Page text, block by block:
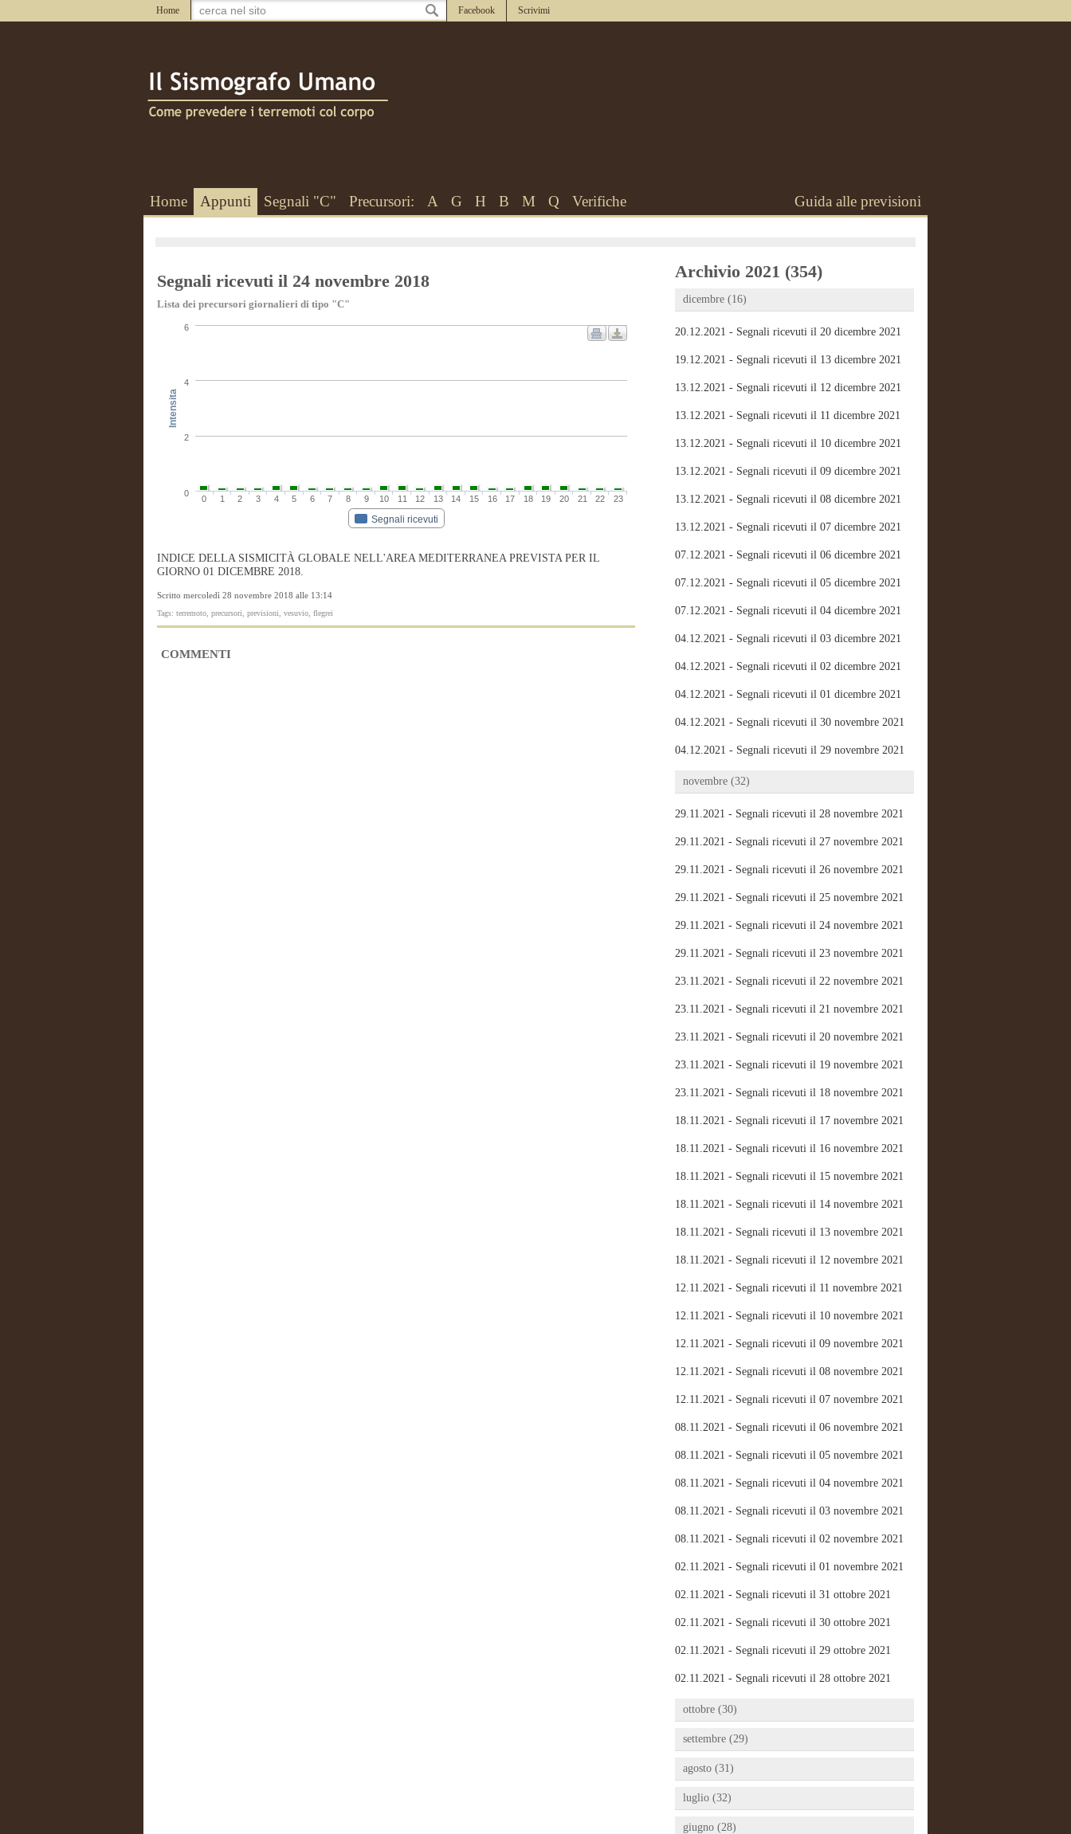
Home Facebook Scrivimi
Home Appunti Segnali "C" Precursori: A G H B M Q Verifiche Guida alle previsioni
Segnali ricevuti il 24 novembre 2018
Lista dei precursori giornalieri di tipo "C"
Intensita
Segnali ricevuti
0 1 2 3 4 5 6 7 8 9 10 11 12 13 14 15 16 17 18 19 20 21 22 23
0
2
4
6
INDICE DELLA SISMICITÀ GLOBALE NELL'AREA MEDITERRANEA PREVISTA PER IL
GIORNO 01 DICEMBRE 2018.
Scritto mercoledì 28 novembre 2018 alle 13:14
Tags: terremoto, precursori, previsioni, vesuvio, flegrei
COMMENTI
Archivio 2021 (354)
dicembre (16)
20.12.2021 - Segnali ricevuti il 20 dicembre 2021
19.12.2021 - Segnali ricevuti il 13 dicembre 2021
13.12.2021 - Segnali ricevuti il 12 dicembre 2021
13.12.2021 - Segnali ricevuti il 11 dicembre 2021
13.12.2021 - Segnali ricevuti il 10 dicembre 2021
13.12.2021 - Segnali ricevuti il 09 dicembre 2021
13.12.2021 - Segnali ricevuti il 08 dicembre 2021
13.12.2021 - Segnali ricevuti il 07 dicembre 2021
07.12.2021 - Segnali ricevuti il 06 dicembre 2021
07.12.2021 - Segnali ricevuti il 05 dicembre 2021
07.12.2021 - Segnali ricevuti il 04 dicembre 2021
04.12.2021 - Segnali ricevuti il 03 dicembre 2021
04.12.2021 - Segnali ricevuti il 02 dicembre 2021
04.12.2021 - Segnali ricevuti il 01 dicembre 2021
04.12.2021 - Segnali ricevuti il 30 novembre 2021
04.12.2021 - Segnali ricevuti il 29 novembre 2021
novembre (32)
29.11.2021 - Segnali ricevuti il 28 novembre 2021
29.11.2021 - Segnali ricevuti il 27 novembre 2021
29.11.2021 - Segnali ricevuti il 26 novembre 2021
29.11.2021 - Segnali ricevuti il 25 novembre 2021
29.11.2021 - Segnali ricevuti il 24 novembre 2021
29.11.2021 - Segnali ricevuti il 23 novembre 2021
23.11.2021 - Segnali ricevuti il 22 novembre 2021
23.11.2021 - Segnali ricevuti il 21 novembre 2021
23.11.2021 - Segnali ricevuti il 20 novembre 2021
23.11.2021 - Segnali ricevuti il 19 novembre 2021
23.11.2021 - Segnali ricevuti il 18 novembre 2021
18.11.2021 - Segnali ricevuti il 17 novembre 2021
18.11.2021 - Segnali ricevuti il 16 novembre 2021
18.11.2021 - Segnali ricevuti il 15 novembre 2021
18.11.2021 - Segnali ricevuti il 14 novembre 2021
18.11.2021 - Segnali ricevuti il 13 novembre 2021
18.11.2021 - Segnali ricevuti il 12 novembre 2021
12.11.2021 - Segnali ricevuti il 11 novembre 2021
12.11.2021 - Segnali ricevuti il 10 novembre 2021
12.11.2021 - Segnali ricevuti il 09 novembre 2021
12.11.2021 - Segnali ricevuti il 08 novembre 2021
12.11.2021 - Segnali ricevuti il 07 novembre 2021
08.11.2021 - Segnali ricevuti il 06 novembre 2021
08.11.2021 - Segnali ricevuti il 05 novembre 2021
08.11.2021 - Segnali ricevuti il 04 novembre 2021
08.11.2021 - Segnali ricevuti il 03 novembre 2021
08.11.2021 - Segnali ricevuti il 02 novembre 2021
02.11.2021 - Segnali ricevuti il 01 novembre 2021
02.11.2021 - Segnali ricevuti il 31 ottobre 2021
02.11.2021 - Segnali ricevuti il 30 ottobre 2021
02.11.2021 - Segnali ricevuti il 29 ottobre 2021
02.11.2021 - Segnali ricevuti il 28 ottobre 2021
ottobre (30)
settembre (29)
agosto (31)
luglio (32)
giugno (28)